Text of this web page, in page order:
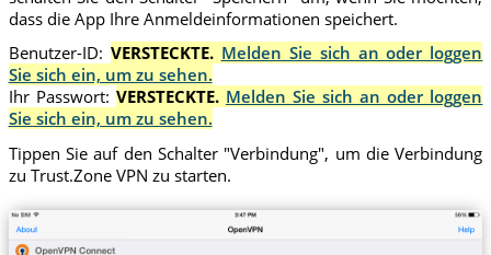
dass die App Ihre Anmeldeinformationen speichert.
Benutzer-ID: VERSTECKTE. Melden Sie sich an oder loggen
Sie sich ein, um zu sehen.
Ihr Passwort: VERSTECKTE. Melden Sie sich an oder loggen
Sie sich ein, um zu sehen.
Tippen Sie auf den Schalter "Verbindung", um die Verbindung
zu Trust.Zone VPN zu starten.